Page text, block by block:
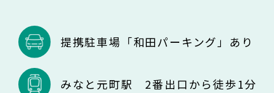
提携駐車場「和田パーキング」あり
みなと元町駅 2番出口から徒歩1分